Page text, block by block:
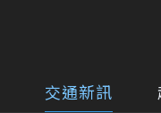
交通新訊